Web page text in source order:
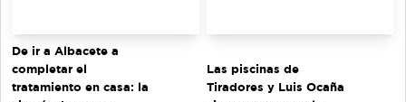
De ir a Albacete a
completar el
tratamiento en casa: la
Las piscinas de
Tiradores y Luis Ocaña